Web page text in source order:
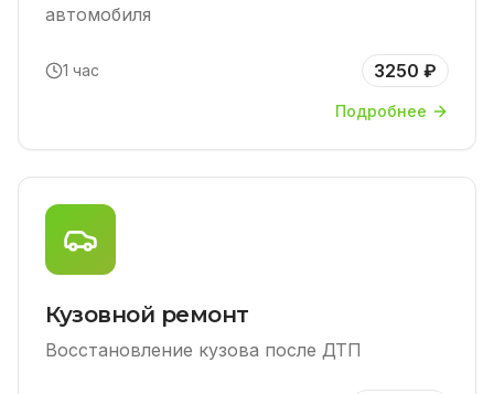
автомобиля
1 час 3250 ₽
Подробнее
Кузовной ремонт
Восстановление кузова после ДТП